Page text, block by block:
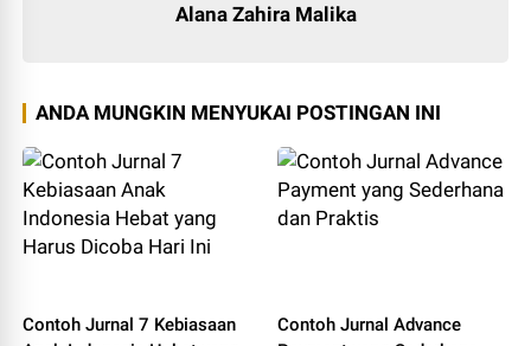
Alana Zahira Malika
ANDA MUNGKIN MENYUKAI POSTINGAN INI
Contoh Jurnal 7 Kebiasaan
Contoh Jurnal Advance